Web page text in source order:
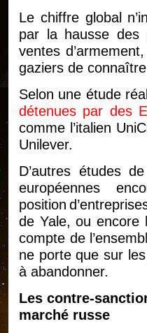
Le chiffre global
par la hausse des
ventes
gaziers de
Selon une étude
détenues par des
comme l’italien
Unilever.
D’autres études
européennes
position
de Yale, ou encore
compte de
ne porte que sur
à abandonner.
Les contre-
marché russe